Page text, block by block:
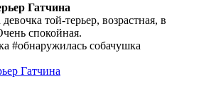
Гатчина
той-терьер, возрастная, в
спокойная.
#обнаружилась собачушка
Гатчина